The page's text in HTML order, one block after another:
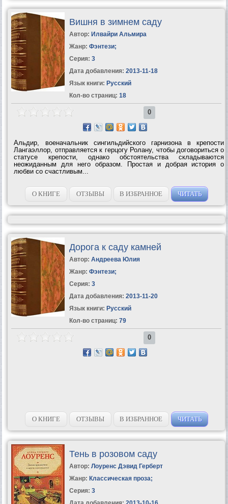
Вишня в зимнем саду
Автор: Илвайри Альмира
Жанр: Фэнтези;
Серия: 3
Дата добавления: 2013-11-18
Язык книги: Русский
Кол-во страниц: 18
0
Альдир, военачальник сингильдийского гарнизона в крепости
Лангаэллор, отправляется к герцогу Ролану, чтобы договориться о
статусе крепости, однако обстоятельства складываются
неожиданным для него образом. Простая и добрая история о
любви со счастливым...
О КНИГЕ ОТЗЫВЫ В ИЗБРАННОЕ ЧИТАТЬ
Дорога к саду камней
Автор: Андреева Юлия
Жанр: Фэнтези;
Серия: 3
Дата добавления: 2013-11-20
Язык книги: Русский
Кол-во страниц: 79
0
О КНИГЕ ОТЗЫВЫ В ИЗБРАННОЕ ЧИТАТЬ
Тень в розовом саду
Автор: Лоуренс Дэвид Герберт
Жанр: Классическая проза;
Серия: 3